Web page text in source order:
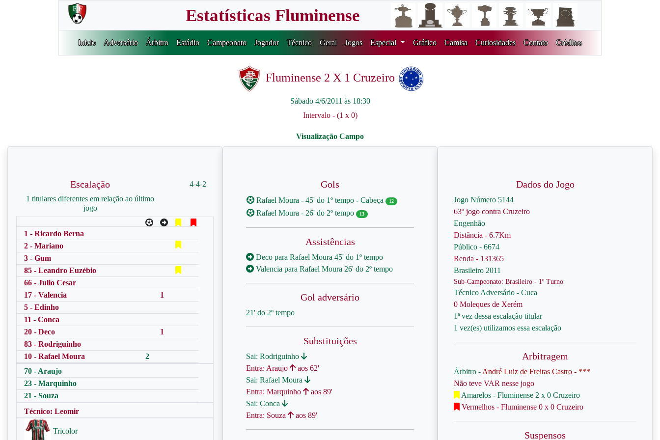
Estatísticas Fluminense
Inicio Adversário Árbitro Estádio Campeonato Jogador Técnico Geral Jogos Especial Gráfico Camisa Curiosidades Contato Créditos
Fluminense 2 X 1 Cruzeiro
Sábado 4/6/2011 às 18:30
Intervalo - (1 x 0)
Escalação
1 titulares diferentes em relação ao último
jogo
4-4-2
1 - Ricardo Berna
2 - Mariano
3 - Gum
85 - Leandro Euzébio
66 - Julio Cesar
17 - Valencia
1
5 - Edinho
11 - Conca
20 - Deco
1
83 - Rodriguinho
10 - Rafael Moura
2
70 - Araujo
23 - Marquinho
21 - Souza
Técnico: Leomir
Tricolor
Gols
Rafael Moura - 45' do 1º tempo - Cabeça 12
Rafael Moura - 26' do 2º tempo 13
Assistências
Deco para Rafael Moura 45' do 1º tempo
Valencia para Rafael Moura 26' do 2º tempo
Gol adversário
21' do 2º tempo
Substituições
Sai: Rodriguinho
Entra: Araujo
aos 62'
Sai: Rafael Moura
Entra: Marquinho
aos 89'
Sai: Conca
Entra: Souza
aos 89'
Dados do Jogo
Jogo Número 5144
63º jogo contra Cruzeiro
Engenhão
Distância - 6.7Km
Público - 6674
Renda - 131365
Brasileiro 2011
Sub-Campeonato: Brasileiro - 1º Turno
Técnico Adversário - Cuca
0 Moleques de Xerém
1ª vez dessa escalação titular
1 vez(es) utilizamos essa escalação
Arbitragem
Árbitro - André Luiz de Freitas Castro - ***
Não teve VAR nesse jogo
Amarelos - Fluminense 2 x 0 Cruzeiro
Vermelhos - Fluminense 0 x 0 Cruzeiro
Suspensos